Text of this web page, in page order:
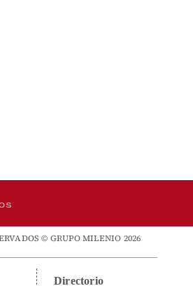
© GRUPO MILENIO 2026
Directorio